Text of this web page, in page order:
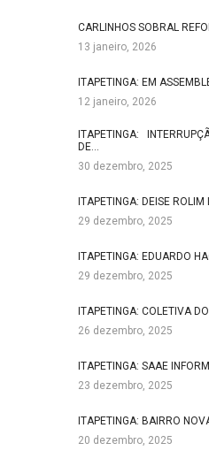
CARLINHOS SOBRAL
13 janeiro, 2026
ITAPETINGA: EM
12 janeiro, 2026
ITAPETINGA:
DE…
30 dezembro, 2025
ITAPETINGA: DEISE
29 dezembro, 2025
ITAPETINGA: EDUARDO
29 dezembro, 2025
ITAPETINGA: COLETIVA
26 dezembro, 2025
ITAPETINGA: SAAE
23 dezembro, 2025
ITAPETINGA: BAIRRO
20 dezembro, 2025